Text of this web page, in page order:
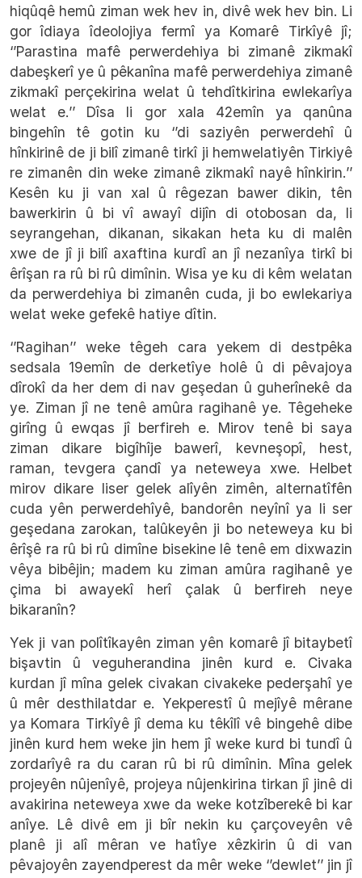
hiqûqê hemû ziman wek hev in, divê wek hev bin. Li
gor îdiaya îdeolojiya fermî ya Komarê Tirkîyê jî;
‘’Parastina mafê perwerdehiya bi zimanê zikmakî
dabeşkerî ye û pêkanîna mafê perwerdehiya zimanê
zikmakî perçekirina welat û tehdîtkirina ewlekarîya
welat e.’’ Dîsa li gor xala 42emîn ya qanûna
bingehîn tê gotin ku ‘’di saziyên perwerdehî û
hînkirinê de ji bilî zimanê tirkî ji hemwelatiyên Tirkiyê
re zimanên din weke zimanê zikmakî nayê hînkirin.’’
Kesên ku ji van xal û rêgezan bawer dikin, tên
bawerkirin û bi vî awayî dijîn di otobosan da, li
seyrangehan, dikanan, sikakan heta ku di malên
xwe de jî ji bilî axaftina kurdî an jî nezanîya tirkî bi
êrîşan ra rû bi rû dimînin. Wisa ye ku di kêm welatan
da perwerdehiya bi zimanên cuda, ji bo ewlekariya
welat weke gefekê hatiye dîtin.
‘’Ragihan’’ weke têgeh cara yekem di destpêka
sedsala 19emîn de derketîye holê û di pêvajoya
dîrokî da her dem di nav geşedan û guherînekê da
ye. Ziman jî ne tenê amûra ragihanê ye. Têgeheke
girîng û ewqas jî berfireh e. Mirov tenê bi saya
ziman dikare bigîhîje bawerî, kevneşopî, hest,
raman, tevgera çandî ya neteweya xwe. Helbet
mirov dikare liser gelek alîyên zimên, alternatîfên
cuda yên perwerdehîyê, bandorên neyînî ya li ser
geşedana zarokan, talûkeyên ji bo neteweya ku bi
êrîşê ra rû bi rû dimîne bisekine lê tenê em dixwazin
vêya bibêjin; madem ku ziman amûra ragihanê ye
çima bi awayekî herî çalak û berfireh neye
bikaranîn?
Yek ji van polîtîkayên ziman yên komarê jî bitaybetî
bişavtin û veguherandina jinên kurd e. Civaka
kurdan jî mîna gelek civakan civakeke pederşahî ye
û mêr desthilatdar e. Yekperestî û mejîyê mêrane
ya Komara Tirkîyê jî dema ku têkîlî vê bingehê dibe
jinên kurd hem weke jin hem jî weke kurd bi tundî û
zordarîyê ra du caran rû bi rû dimînin. Mîna gelek
projeyên nûjenîyê, projeya nûjenkirina tirkan jî jinê di
avakirina neteweya xwe da weke kotzîberekê bi kar
anîye. Lê divê em ji bîr nekin ku çarçoveyên vê
planê ji alî mêran ve hatîye xêzkirin û di van
pêvajoyên zayendperest da mêr weke ‘’dewlet’’ jin jî